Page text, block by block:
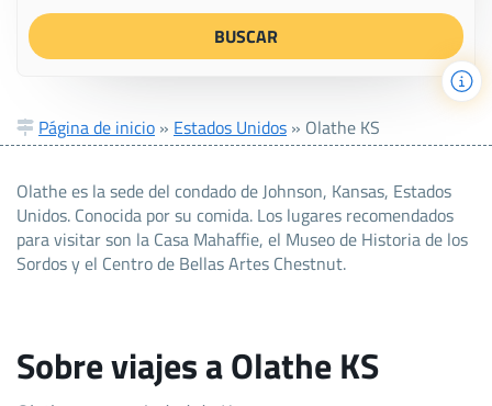
Página de inicio » Estados Unidos » Olathe KS
Olathe es la sede del condado de Johnson, Kansas, Estados
Unidos. Conocida por su comida. Los lugares recomendados
para visitar son la Casa Mahaffie, el Museo de Historia de los
Sordos y el Centro de Bellas Artes Chestnut.
Sobre viajes a Olathe KS